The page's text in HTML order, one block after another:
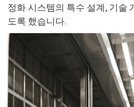
정화 시스템의 특수 설계, 기술
도록 했습니다.